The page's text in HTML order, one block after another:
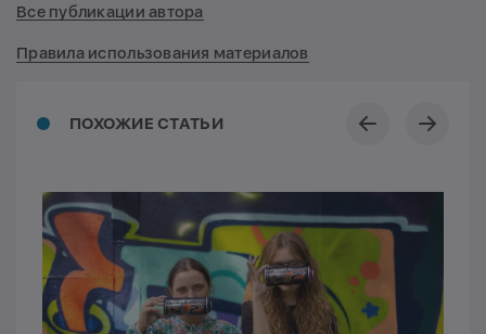
ПОХОЖИЕ СТАТЬИ
Все публикации автора
Правила использования материалов